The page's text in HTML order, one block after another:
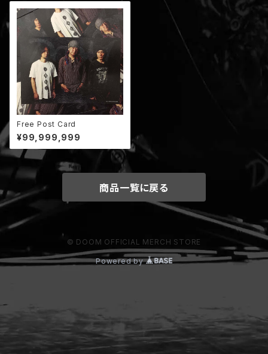
Free Post Card
¥99,999,999
商品一覧に戻る
© DOOM OFFICIAL MERCH STORE
Powered by